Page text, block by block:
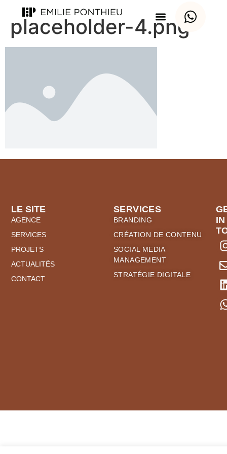
placeholder-4.png
SERVICES
BRANDING
CRÉATION DE CONTENU
SOCIAL MEDIA
MANAGEMENT
STRATÉGIE DIGITALE
LE SITE
AGENCE
SERVICES
PROJETS
ACTUALITÉS
CONTACT
IN